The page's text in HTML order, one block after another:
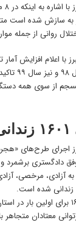
۱۳ درصد منجر به سازش
روانی از جمله
در
از سوی همه
اجرای طرح‌های
آزادی، مرخصی،
وی با اشاره به ایجاد مرکز
معتادان